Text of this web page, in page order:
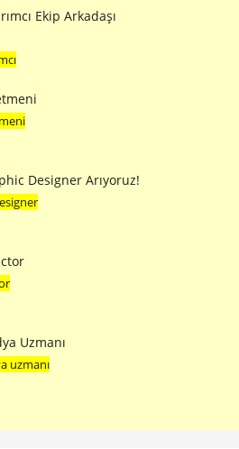
Ekip Arkadaşı
Designer Arıyoruz!
Uzmanı
uzmanı